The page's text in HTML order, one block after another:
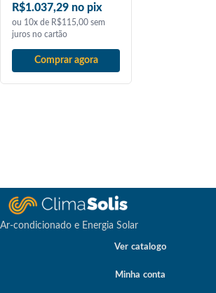
R$1.037,29 no pix
ou 10x de R$115,00 sem
juros no cartão
Comprar agora
Ar-condicionado e Energia Solar
Ver catalogo
Minha conta